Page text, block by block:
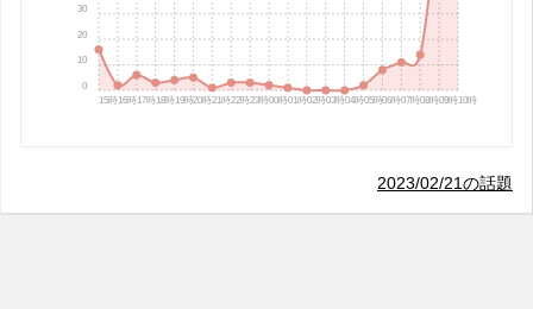
15時16時17時18時19時20時21時22時23時00時01時02時03時04時05時06時07時08時09時10時
0
10
20
30
2023/02/21の話題